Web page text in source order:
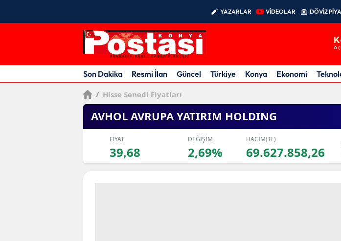
YAZARLAR VİDEOLAR DÖVİZ
Son Dakika Resmi İlan Güncel Türkiye Konya Ekonomi
/ Hisse Senedi Fiyatları
AVHOL AVRUPA YATIRIM HOLDING
FİYAT
39,68
DEĞİŞİM
2,69%
HACİM(TL)
69.627.858,26